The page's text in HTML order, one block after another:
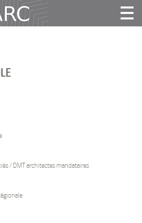
/ DMT architectes mandataires